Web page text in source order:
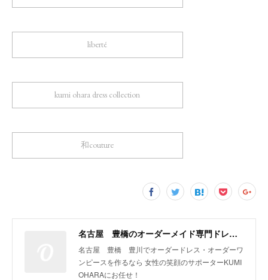
liberté
kumi ohara dress collection
和couture
名古屋 豊橋のオーダーメイド専門ドレスデザイナー KUMI OHARA
名古屋 豊橋 豊川でオーダードレス・オーダーワ
ンピースを作るなら 女性の笑顔のサポーターKUMI
OHARAにお任せ！